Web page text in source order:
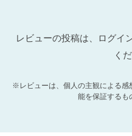
レビューの投稿は、ログイ
く
※レビューは、個人の主観による感
能を保証するも